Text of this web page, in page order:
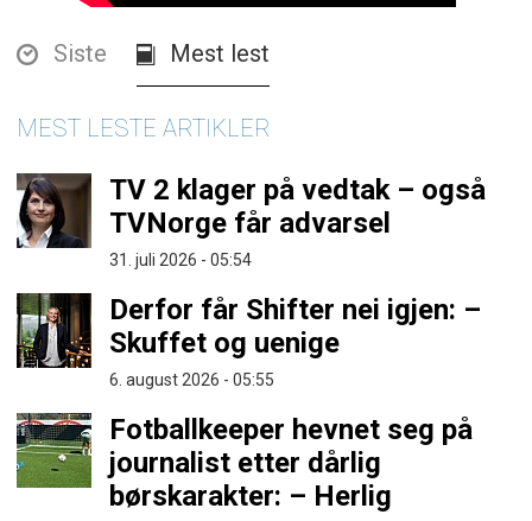
Siste Mest lest
MEST LESTE ARTIKLER
TV 2 klager på vedtak – også
TVNorge får advarsel
31. juli 2026 - 05:54
Derfor får Shifter nei igjen: –
Skuffet og uenige
6. august 2026 - 05:55
Fotballkeeper hevnet seg på
journalist etter dårlig
børskarakter: – Herlig